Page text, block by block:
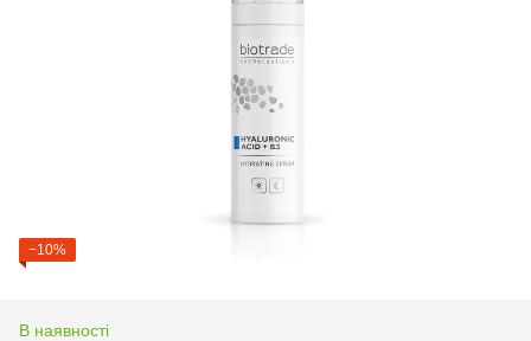
−10%
В наявності